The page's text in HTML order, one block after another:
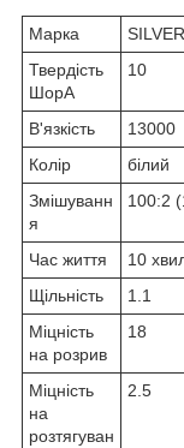
Марка
Твердість
ШорА
10
В'язкість 13000
Колір
білий
Змішуванн
я
100:2
Час життя
10
Щільність
1.1
Міцність
на розрив
18
Міцність
на
розтягуван
2.5